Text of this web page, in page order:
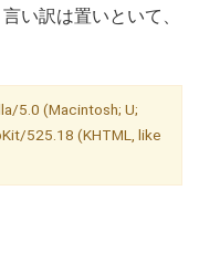
い訳は置いといて、
5.0 (Macintosh; U;
525.18 (KHTML, like